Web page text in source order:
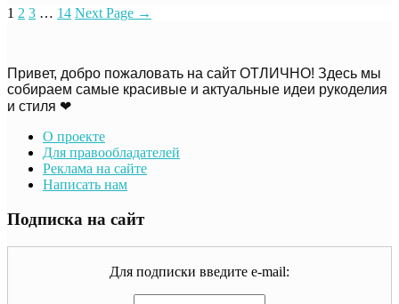
1 2 3 … 14 Next Page →
Привет, добро пожаловать на сайт ОТЛИЧНО! Здесь мы
собираем самые красивые и актуальные идеи рукоделия
и стиля ❤
О проекте
Для правообладателей
Реклама на сайте
Написать нам
Подписка на сайт
Для подписки введите e-mail: